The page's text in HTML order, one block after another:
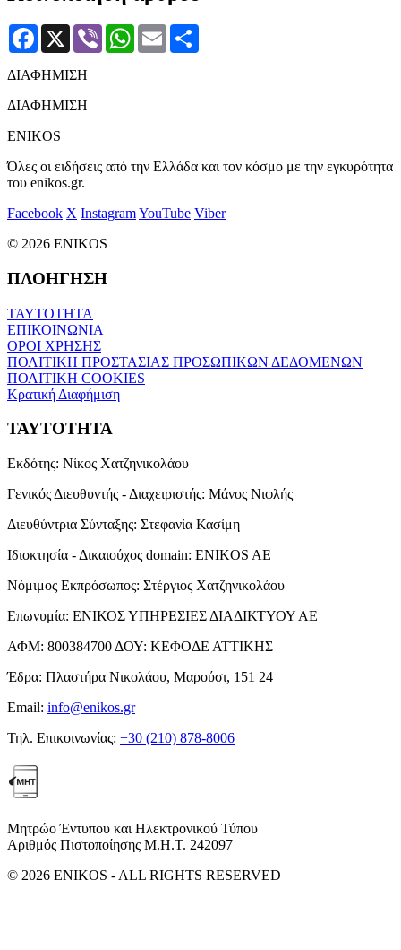
Facebook
X Viber WhatsApp
Email
ΔΙΑΦΗΜΙΣΗ
ΔΙΑΦΗΜΙΣΗ
ENIKOS
Όλες οι ειδήσεις από την Ελλάδα και τον κόσμο με την εγκυρότητα
του enikos.gr.
Facebook X InstagramYouTube Viber
© 2026 ENIKOS
ΠΛΟΗΓΗΣΗ
ΤΑΥΤΟΤΗΤΑ
ΕΠΙΚΟΙΝΩΝΙΑ
ΟΡΟΙ ΧΡΗΣΗΣ
ΠΟΛΙΤΙΚΗ ΠΡΟΣΤΑΣΙΑΣ ΠΡΟΣΩΠΙΚΩΝ ΔΕΔΟΜΕΝΩΝ
ΠΟΛΙΤΙΚΗ COOKIES
Κρατική Διαφήμιση
ΤΑΥΤΟΤΗΤΑ
Εκδότης: Νίκος Χατζηνικολάου
Γενικός Διευθυντής - Διαχειριστής: Μάνος Νιφλής
Διευθύντρια Σύνταξης: Στεφανία Κασίμη
Ιδιοκτησία - Δικαιούχος domain: ENIKOS AE
Νόμιμος Εκπρόσωπος: Στέργιος Χατζηνικολάου
Επωνυμία: ΕΝΙΚΟΣ ΥΠΗΡΕΣΙΕΣ ΔΙΑΔΙΚΤΥΟΥ ΑΕ
ΑΦΜ: 800384700 ΔΟΥ: ΚΕΦΟΔΕ ΑΤΤΙΚΗΣ
Έδρα: Πλαστήρα Νικολάου, Μαρούσι, 151 24
Email: info@enikos.gr
Τηλ. Επικοινωνίας: +30 (210) 878-8006
Μητρώο Έντυπου και Ηλεκτρονικού Τύπου
Αριθμός Πιστοποίησης Μ.Η.Τ. 242097
© 2026 ENIKOS - ALL RIGHTS RESERVED